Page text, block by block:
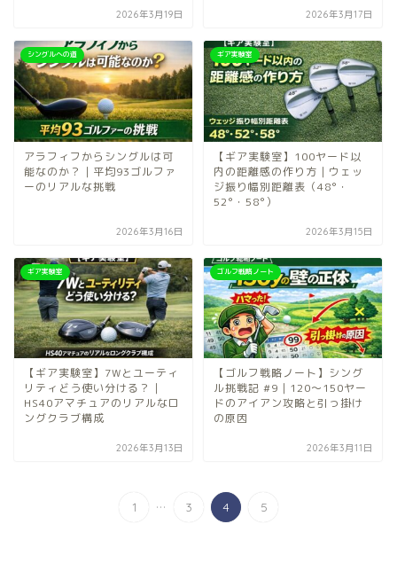
2026年3月19日 2026年3月17日
シングルへの道
アラフィフからシングルは可
能なのか？｜平均93ゴルファ
ーのリアルな挑戦
2026年3月16日
ギア実験室
【ギア実験室】100ヤード以
内の距離感の作り方｜ウェッ
ジ振り幅別距離表（48°・
52°・58°）
2026年3月15日
ギア実験室
【ギア実験室】7Wとユーティ
リティどう使い分ける？｜
HS40アマチュアのリアルなロ
ングクラブ構成
2026年3月13日
ゴルフ戦略ノート
【ゴルフ戦略ノート】シング
ル挑戦記 #9｜120〜150ヤー
ドのアイアン攻略と引っ掛け
の原因
2026年3月11日
1 ... 3 4 5